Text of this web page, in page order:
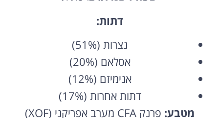
דתות:
נצרות (51%)
אסלאם (20%)
אנימיזם (12%)
דתות אחרות (17%)
מטבע: פרנק CFA מערב אפריקני (XOF)